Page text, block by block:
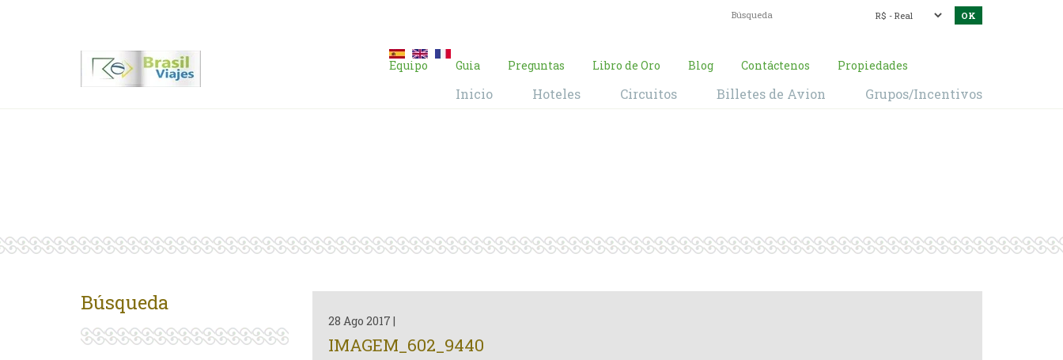
Equipo Guia Preguntas Libro de Oro Blog Contáctenos Propiedades
Inicio Hoteles Circuitos Billetes de Avion Grupos/Incentivos
Búsqueda
28 Ago 2017 |
IMAGEM_602_9440